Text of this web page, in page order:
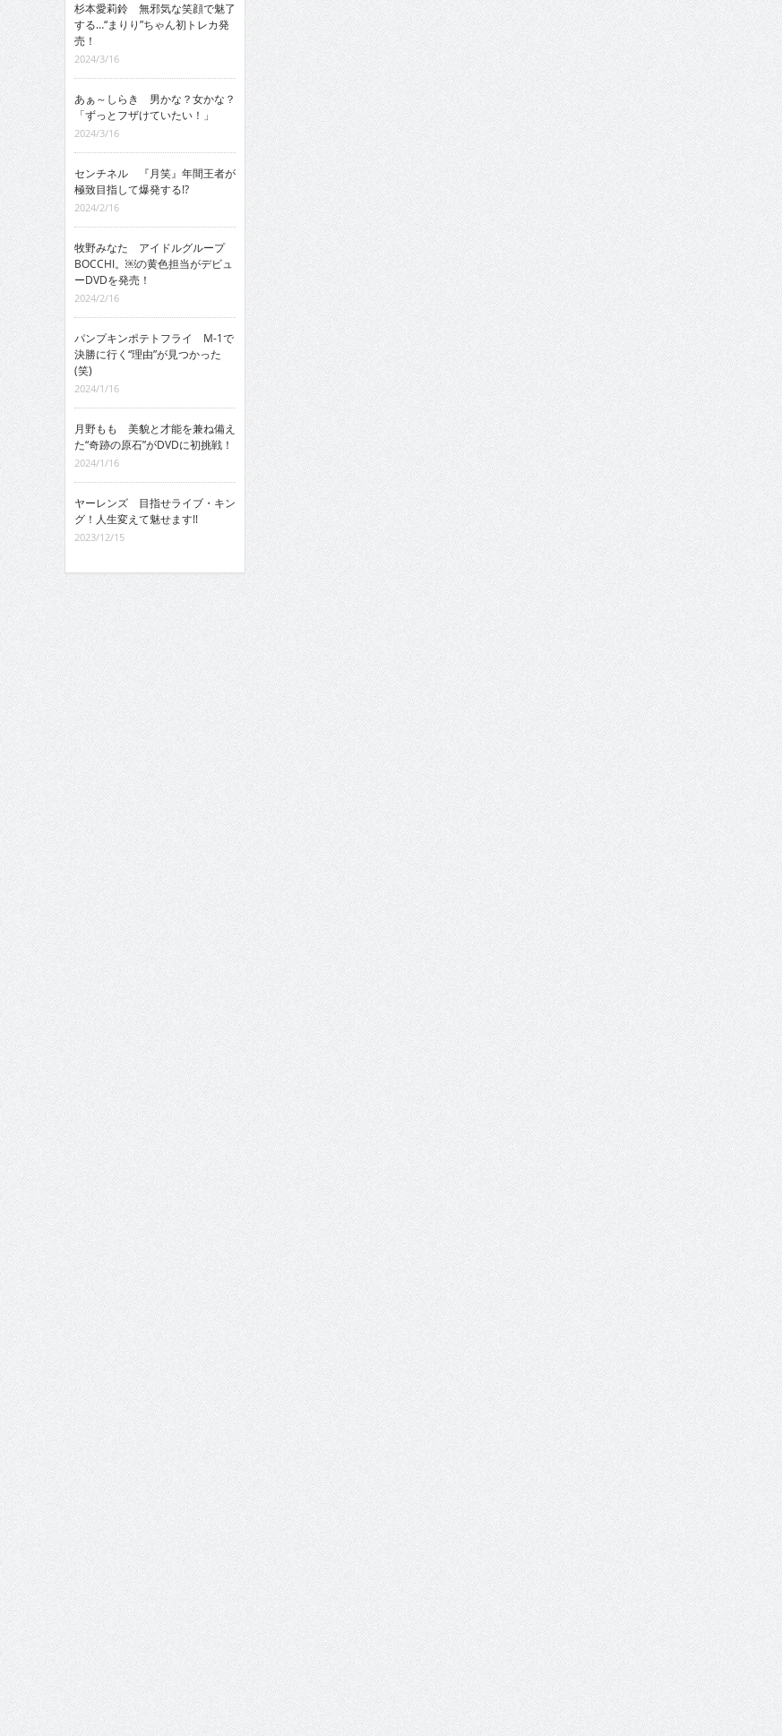
杉本愛莉鈴 無邪気な笑顔で魅了
する…“まりり”ちゃん初トレカ発
売！
2024/3/16
あぁ～しらき 男かな？女かな？
「ずっとフザけていたい！」
2024/3/16
センチネル 『月笑』年間王者が
極致目指して爆発する!?
2024/2/16
牧野みなた アイドルグループ
BOCCHI。￼の黄色担当がデビュ
ーDVDを発売！
2024/2/16
パンプキンポテトフライ M-1で
決勝に行く“理由”が見つかった
(笑)
2024/1/16
月野もも 美貌と才能を兼ね備え
た“奇跡の原石”がDVDに初挑戦！
2024/1/16
ヤーレンズ 目指せライブ・キン
グ！人生変えて魅せます!!
2023/12/15